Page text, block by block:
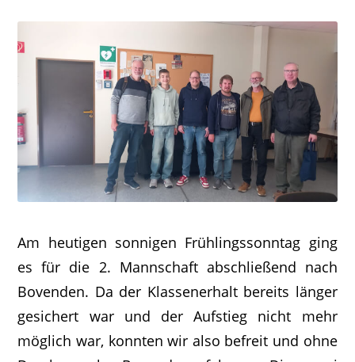
Am heutigen sonnigen Frühlingssonntag ging
es für die 2. Mannschaft abschließend nach
Bovenden. Da der Klassenerhalt bereits länger
gesichert war und der Aufstieg nicht mehr
möglich war, konnten wir also befreit und ohne